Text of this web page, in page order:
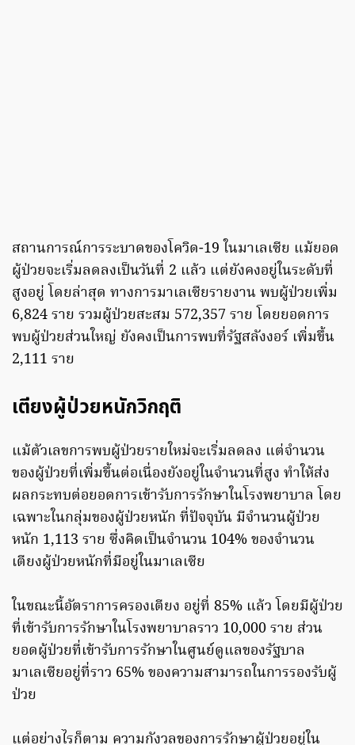
สถานการณ์การระบาดของโควิด-19 ในมาเลเซีย แม้ยอด
ผู้ป่วยจะเริ่มลดลงเป็นวันที่ 2 แล้ว แต่ยังคงอยู่ในระดับที่
สูงอยู่ โดยล่าสุด ทางการมาเลเซียรายงาน พบผู้ป่วยเพิ่ม
6,824 ราย รวมผู้ป่วยสะสม 572,357 ราย โดยยอดการ
พบผู้ป่วยส่วนใหญ่ ยังคงเป็นการพบที่รัฐสลังงอร์ เพิ่มขึ้น
2,111 ราย
เตียงผู้ป่วยหนักวิกฤติ
แม้ตัวเลขการพบผู้ป่วยรายใหม่จะเริ่มลดลง แต่จำนวน
ของผู้ป่วยที่เพิ่มขึ้นต่อเนื่องยังอยู่ในจำนวนที่สูง ทำให้ส่ง
ผลกระทบต่อยอดการเข้ารับการรักษาในโรงพยาบาล โดย
เฉพาะในกลุ่มของผู้ป่วยหนัก ที่ปัจจุบัน มีจำนวนผู้ป่วย
หนัก 1,113 ราย ซึ่งคิดเป็นจำนวน 104% ของจำนวน
เตียงผู้ป่วยหนักที่มีอยู่ในมาเลเซีย
ในขณะนี้อัตราการครองเตียง อยู่ที่ 85% แล้ว โดยมีผู้ป่วย
ที่เข้ารับการรักษาในโรงพยาบาลราว 10,000 ราย ส่วน
ยอดผู้ป่วยที่เข้ารับการรักษาในศูนย์ดูแลของรัฐบาล
มาเลเซียอยู่ที่ราว 65% ของความสามารถในการรองรับผู้
ป่วย
แต่อย่างไรก็ตาม ความกังวลของการรักษาผู้ป่วยอยู่ใน